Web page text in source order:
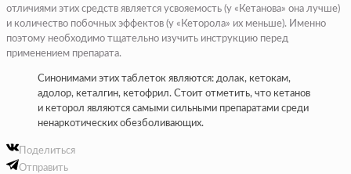
отличиями этих средств является усвояемость (у «Кетанова» она лучше)
и количество побочных эффектов (у «Кеторола» их меньше). Именно
поэтому необходимо тщательно изучить инструкцию перед
применением препарата.
Синонимами этих таблеток являются: долак, кетокам,
адолор, кеталгин, кетофрил. Стоит отметить, что кетанов
и кеторол являются самыми сильными препаратами среди
ненаркотических обезболивающих.
Поделиться
Отправить